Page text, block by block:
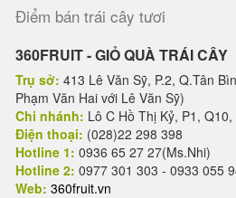
Điểm bán trái cây tươi
360FRUIT - GIỎ QUÀ TRÁI CÂY
Trụ sở: 413 Lê Văn Sỹ, P.2, Q.Tân
Phạm Văn Hai với Lê Văn Sỹ)
Chi nhánh: Lô C Hồ Thị Kỷ, P1, Q10,
Điện thoại: (028)22 298 398
Hotline 1: 0936 65 27 27(Ms.Nhi)
Hotline 2: 0977 301 303 - 0933 055
Web: 360fruit.vn